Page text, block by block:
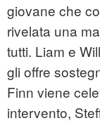
giovane che
rivelata una
tutti. Liam e
gli offre
Finn viene
intervento,